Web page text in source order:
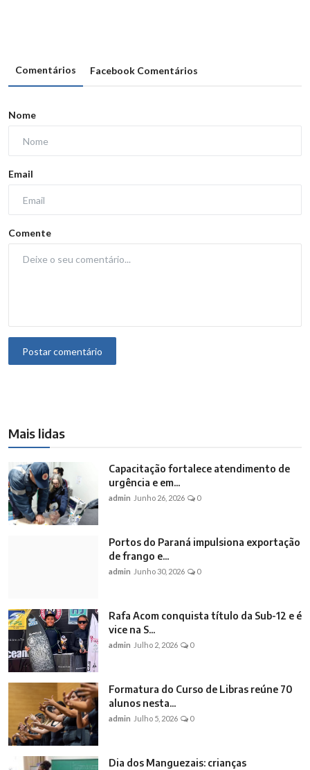
Comentários Facebook Comentários
Nome
Email
Comente
Postar comentário
Mais lidas
Capacitação fortalece atendimento de
urgência e em...
admin Junho 26, 2026 0
Portos do Paraná impulsiona exportação
de frango e...
admin Junho 30, 2026 0
Rafa Acom conquista título da Sub-12 e é
vice na S...
admin Julho 2, 2026 0
Formatura do Curso de Libras reúne 70
alunos nesta...
admin Julho 5, 2026 0
Dia dos Manguezais: crianças